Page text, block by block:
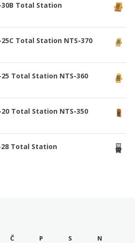
Total Station
Total Station NTS-370
Total Station NTS-360
Total Station NTS-350
Total Station
Č P S
N